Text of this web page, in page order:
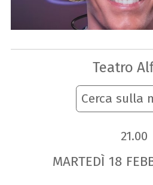
Teatro
Cerca sulla
21.00
MARTEDÌ 18